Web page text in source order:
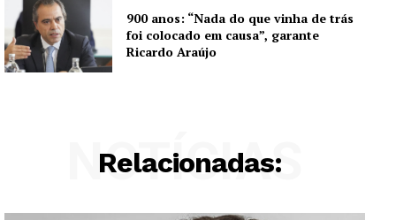
900 anos: “Nada do que vinha de trás
foi colocado em causa”, garante
Ricardo Araújo
Relacionadas:
NOTÍCIAS